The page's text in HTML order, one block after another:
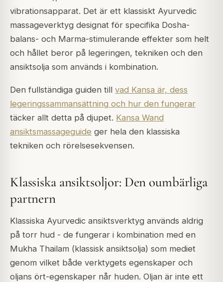
vibrationsapparat. Det är ett klassiskt Ayurvedic
massageverktyg designat för specifika Dosha-
balans- och Marma-stimulerande effekter som helt
och hållet beror på legeringen, tekniken och den
ansiktsolja som används i kombination.
Den fullständiga guiden till vad Kansa är, dess
legeringssammansättning och hur den fungerar
täcker allt detta på djupet. Kansa Wand
ansiktsmassageguide ger hela den klassiska
tekniken och rörelsesekvensen.
Klassiska ansiktsoljor: Den oumbärliga
partnern
Klassiska Ayurvedic ansiktsverktyg används aldrig
på torr hud - de fungerar i kombination med en
Mukha Thailam (klassisk ansiktsolja) som mediet
genom vilket både verktygets egenskaper och
oljans ört-egenskaper når huden. Oljan är inte ett